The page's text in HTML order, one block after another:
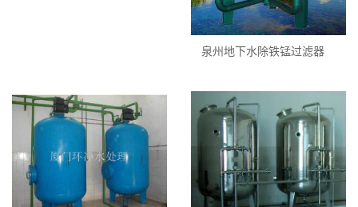
泉州地下水除铁锰过滤器